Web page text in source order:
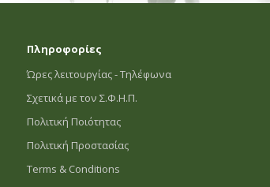
Πληροφορίες
Ώρες λειτουργίας - Τηλέφωνα
Σχετικά με τον Σ.Φ.Η.Π.
Πολιτική Ποιότητας
Πολιτική Προστασίας
Terms & Conditions